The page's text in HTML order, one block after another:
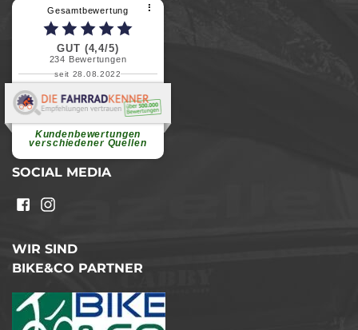
Gesamtbewertung ⠇
GUT (4,4/5)
234 Bewertungen
seit 28.08.2022
Kundenbewertungen
verschiedener Quellen
Elvira B.
Superschnelle und freundliche
weiterlesen
SOCIAL MEDIA
WIR SIND
BIKE&CO PARTNER